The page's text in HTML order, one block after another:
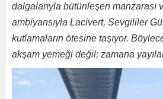
dalgalarıyla bütünleşen manzarası
ambiyansıyla Lacivert, Sevgililer
kutlamaların ötesine taşıyor.
akşam yemeği değil; zamana